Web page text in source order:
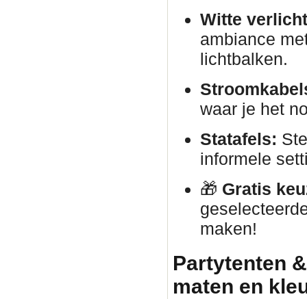
Witte
ambiance
lichtbalken.
waar je het
Statafels:
informele
🎁 Gratis
maken!
Partytenten
maten en